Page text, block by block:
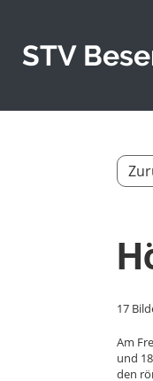
STV
17
Am
und
den